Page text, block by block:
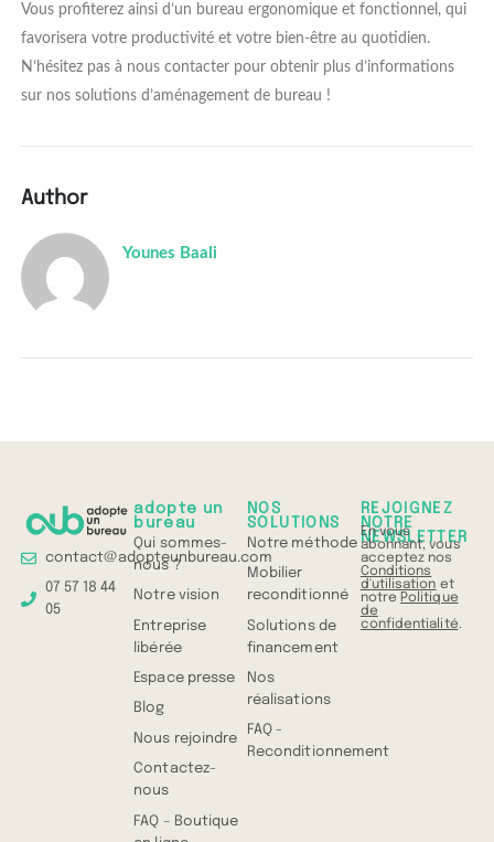
Vous profiterez ainsi d’un bureau ergonomique et fonctionnel, qui
favorisera votre productivité et votre bien-être au quotidien.
N’hésitez pas à nous contacter pour obtenir plus d’informations
sur nos solutions d’aménagement de bureau !
Author
Younes Baali
contact@adopteunbureau.com
07 57 18 44
05
adopte un
bureau
Qui sommes-
nous ?
Notre vision
Entreprise
libérée
Espace presse
Blog
Nous rejoindre
Contactez-
nous
FAQ – Boutique
NOS
SOLUTIONS
Notre méthode
Mobilier
reconditionné
Solutions de
financement
Nos
réalisations
FAQ -
Reconditionnement
REJOIGNEZ
NOTRE
NEWSLETTER
En vous
abonnant, vous
acceptez nos
Conditions
d'utilisation et
notre Politique
de
confidentialité.